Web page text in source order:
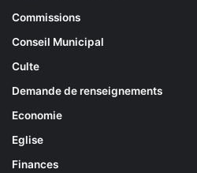
Commissions
Conseil Municipal
Culte
Demande de renseignements
Economie
Eglise
Finances